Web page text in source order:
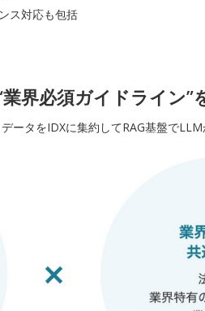
ス対応も包括
業界必須ガイドライン
データをIDXに集約してRAG基盤で